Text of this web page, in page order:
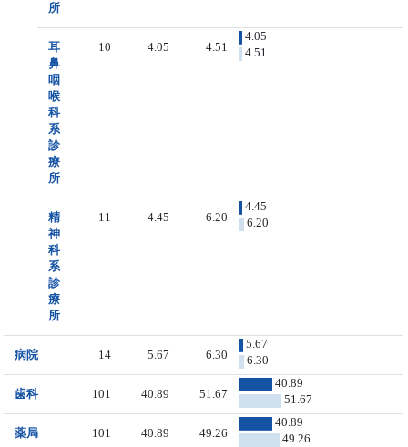
所
耳
鼻
咽
喉
科
系
診
療
所
10 4.05 4.51
4.05
4.51
精
神
科
系
診
療
所
11 4.45 6.20
4.45
6.20
病院 14 5.67 6.30
5.67
6.30
歯科 101 40.89 51.67
40.89
51.67
薬局 101 40.89 49.26
40.89
49.26